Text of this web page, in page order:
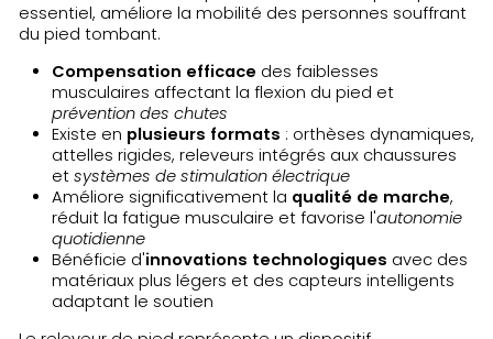
essentiel, améliore la mobilité des personnes souffrant
du pied tombant.
Compensation efficace des faiblesses
musculaires affectant la flexion du pied et
prévention des chutes
Existe en plusieurs formats : orthèses dynamiques,
attelles rigides, releveurs intégrés aux chaussures
et systèmes de stimulation électrique
Améliore significativement la qualité de marche,
réduit la fatigue musculaire et favorise l'autonomie
quotidienne
Bénéficie d'innovations technologiques avec des
matériaux plus légers et des capteurs intelligents
adaptant le soutien